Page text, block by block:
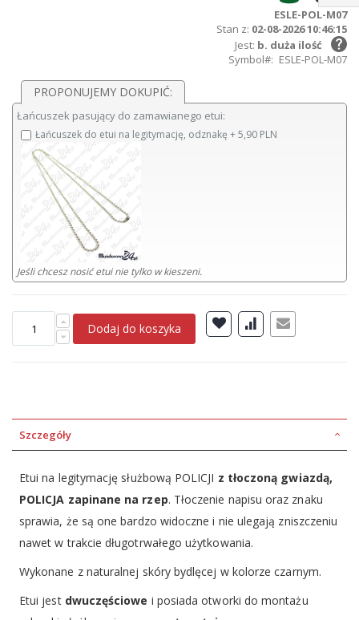
ESLE-POL-M07
Stan z: 02-08-2026 10:46:15
Jest: b. duża ilość
Symbol
ESLE-POL-M07
PROPONUJEMY DOKUPIĆ:
Łańcuszek pasujący do zamawianego etui:
Łańcuszek do etui na legitymację, odznakę +5,90 PLN
Jeśli chcesz nosić etui nie tylko w kieszeni.
Dodaj do koszyka
Szczegóły
Etui na legitymację służbową POLICJI z tłoczoną gwiazdą,
POLICJA zapinane na rzep. Tłoczenie napisu oraz znaku
sprawia, że są one bardzo widoczne i nie ulegają zniszczeniu
nawet w trakcie długotrwałego użytkowania.
Wykonane z naturalnej skóry bydlęcej w kolorze czarnym.
Etui jest dwuczęściowe i posiada otworki do montażu